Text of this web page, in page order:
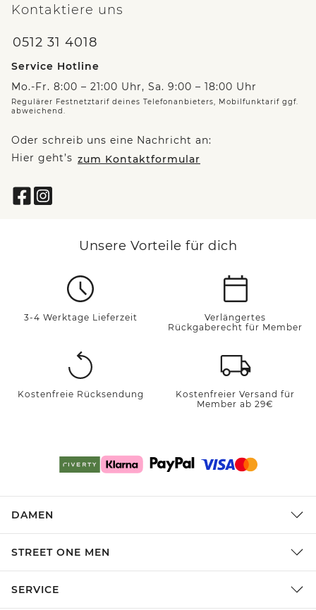
Kontaktiere uns
0512 31 4018
Service Hotline
Mo.-Fr. 8:00 – 21:00 Uhr, Sa. 9:00 – 18:00 Uhr
Regulärer Festnetztarif deines Telefonanbieters, Mobilfunktarif ggf.
abweichend.
Oder schreib uns eine Nachricht an:
Hier geht’s zum Kontaktformular
Unsere Vorteile für dich
3-4 Werktage Lieferzeit
Verlängertes
Rückgaberecht für Member
Kostenfreie Rücksendung
Kostenfreier Versand für
Member ab 29€
DAMEN
STREET ONE MEN
SERVICE